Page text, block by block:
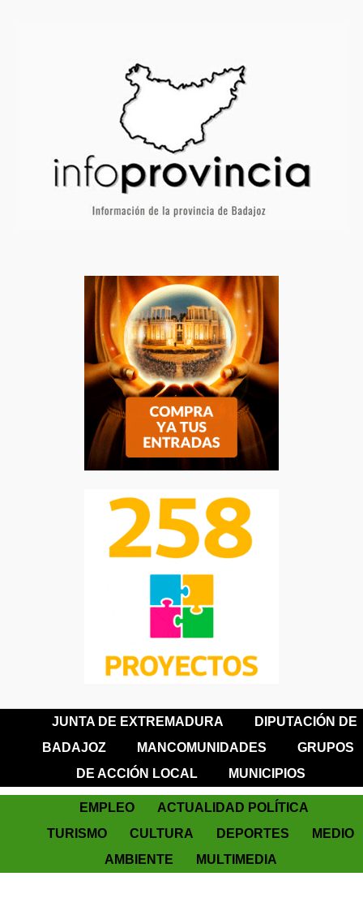
JUNTA DE EXTREMADURA
DIPUTACIÓN DE
BADAJOZ
MANCOMUNIDADES
GRUPOS
DE ACCIÓN LOCAL
MUNICIPIOS
EMPLEO
ACTUALIDAD POLÍTICA
TURISMO
CULTURA DEPORTES
MEDIO
AMBIENTE
MULTIMEDIA